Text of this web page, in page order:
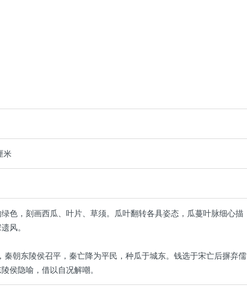
米
色，刻画西瓜、叶片、草须。瓜叶翻转各具姿态，瓜蔓叶脉细心描
风。
秦朝东陵侯召平，秦亡降为平民，种瓜于城东。钱选于宋亡后摒弃儒
侯隐喻，借以自况解嘲。